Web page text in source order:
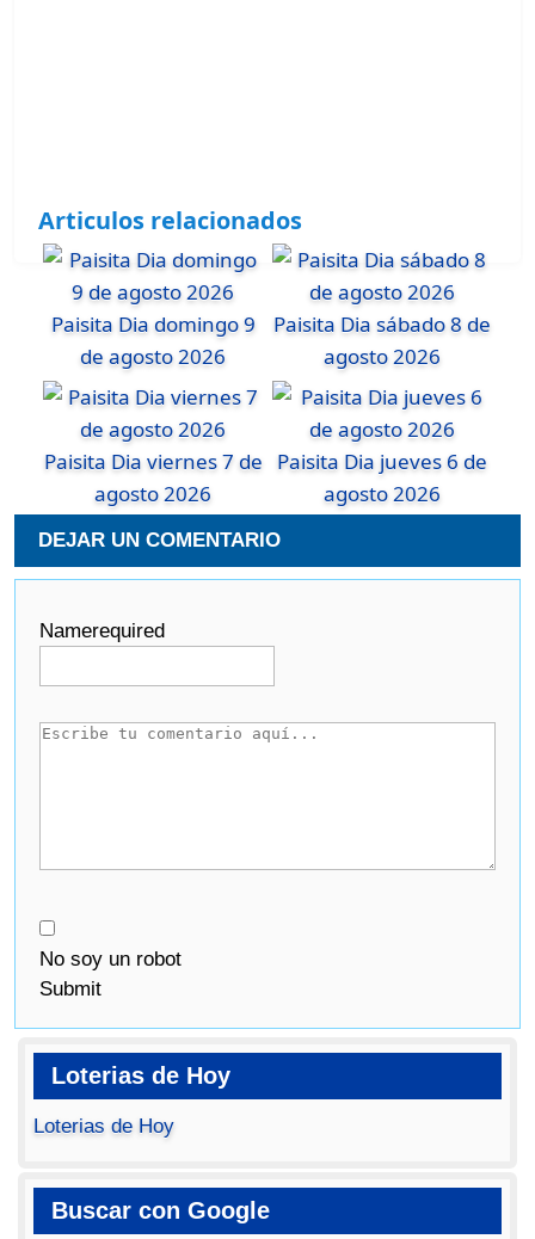
Articulos relacionados
Paisita Dia domingo 9
de agosto 2026
Paisita Dia sábado 8 de
agosto 2026
Paisita Dia viernes 7 de
agosto 2026
Paisita Dia jueves 6 de
agosto 2026
DEJAR UN COMENTARIO
Namerequired
No soy un robot
Submit
Loterias de Hoy
Loterias de Hoy
Buscar con Google